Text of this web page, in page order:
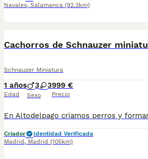
Navales, Salamanca (92.3km)
Cachorros de Schnauzer
Schnauzer Miniatura
1 años
Edad
3 3
Sexo
999 €
Precio
Criador
Identidad Verificada
Madrid , Madrid (105km)